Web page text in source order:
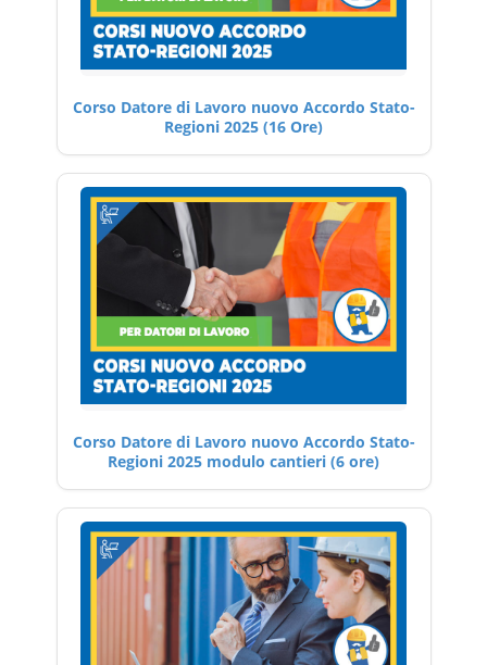
Corso Datore di Lavoro nuovo Accordo Stato-
Regioni 2025 (16 Ore)
Corso Datore di Lavoro nuovo Accordo Stato-
Regioni 2025 modulo cantieri (6 ore)